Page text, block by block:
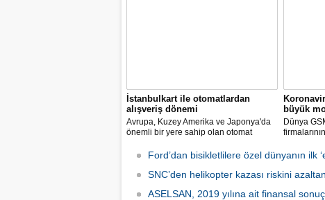
İstanbulkart ile otomatlardan
alışveriş dönemi
Avrupa, Kuzey Amerika ve Japonya'da
önemli bir yere sahip olan otomat
Uluslararası Fuarcılık tarafından
Servis Sistemler Fuarı VENDEX
büyük
Dünya
Ford’dan bisikletlilere özel dünyanın ilk
SNC’den helikopter kazası riskini
ASELSAN, 2019 yılına ait finansal